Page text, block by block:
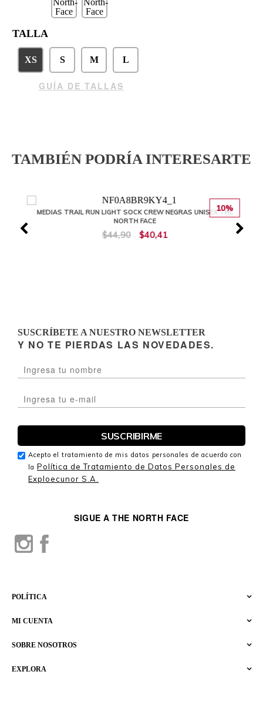
TALLA
XS S M L
GUÍA DE TALLAS
TAMBIÉN PODRÍA INTERESARTE
10%
MEDIAS TRAIL RUN LIGHT SOCK CREW NEGRAS UNISEX THE
NORTH FACE
$44,90 $40,41
EXPLORA
SOBRE NOSOTROS
MI CUENTA
POLÍTICA
SIGUE A THE NORTH FACE
SUSCRÍBETE A NUESTRO NEWSLETTER
Y NO TE PIERDAS LAS NOVEDADES.
Acepto el tratamiento de mis datos personales de acuerdo con
la Política de Tratamiento de Datos Personales de
Exploecunor S.A.